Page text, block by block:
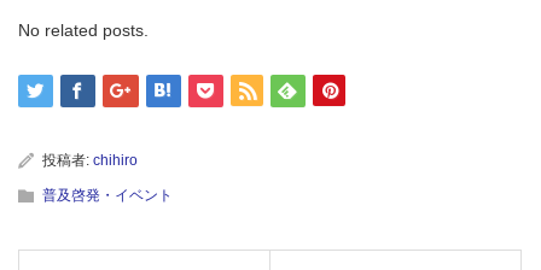
No related posts.
投稿者: chihiro
普及啓発・イベント